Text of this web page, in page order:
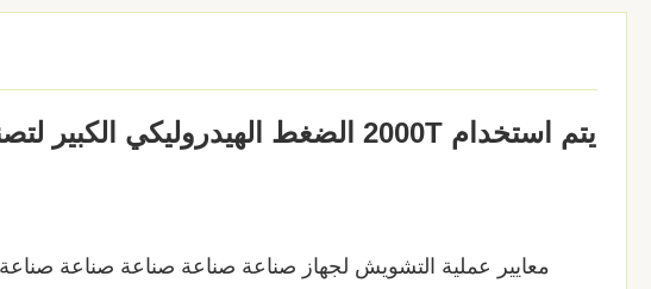
يتم استخدام 2000T الضغط الهيدروليكي الكبير لتصنيع أجهزة مكافحة التصادم في الميناء
معايير عملية التشويش لجهاز صناعة صناعة صناعة صناعة